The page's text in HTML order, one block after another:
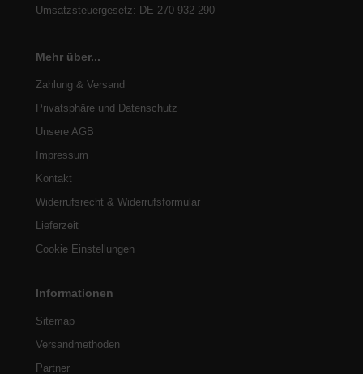
Umsatzsteuergesetz: DE 270 932 290
Mehr über...
Zahlung & Versand
Privatsphäre und Datenschutz
Unsere AGB
Impressum
Kontakt
Widerrufsrecht & Widerrufsformular
Lieferzeit
Cookie Einstellungen
Informationen
Sitemap
Versandmethoden
Partner